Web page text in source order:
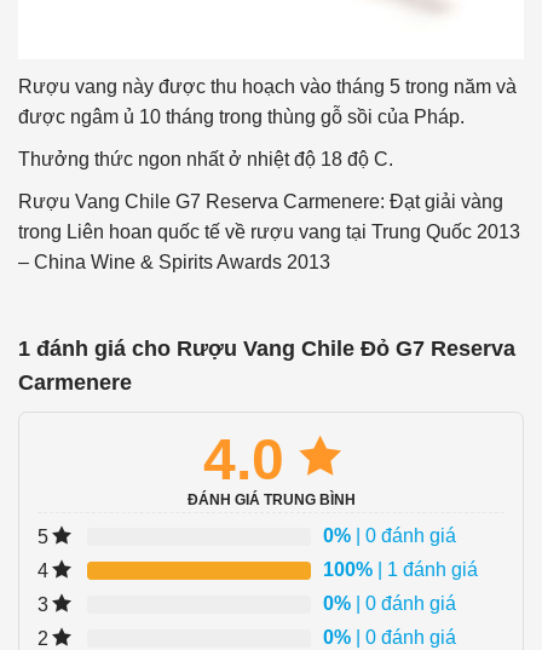
Rượu vang này được thu hoạch vào tháng 5 trong năm và
được ngâm ủ 10 tháng trong thùng gỗ sồi của Pháp.
Thưởng thức ngon nhất ở nhiệt độ 18 độ C.
Rượu Vang Chile G7 Reserva Carmenere: Đạt giải vàng
trong Liên hoan quốc tế về rượu vang tại Trung Quốc 2013
– China Wine & Spirits Awards 2013
1 đánh giá cho Rượu Vang Chile Đỏ G7 Reserva
Carmenere
4.0
ĐÁNH GIÁ TRUNG BÌNH
5 0% | 0 đánh giá
4
100% | 1 đánh giá
3
0% | 0 đánh giá
2
0% | 0 đánh giá